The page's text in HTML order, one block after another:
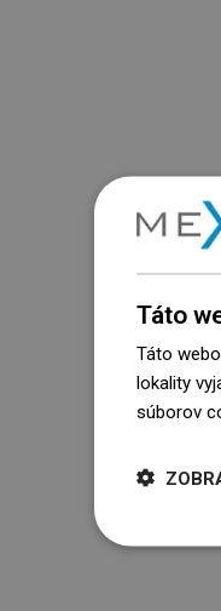
Táto
Táto
lokality
súborov